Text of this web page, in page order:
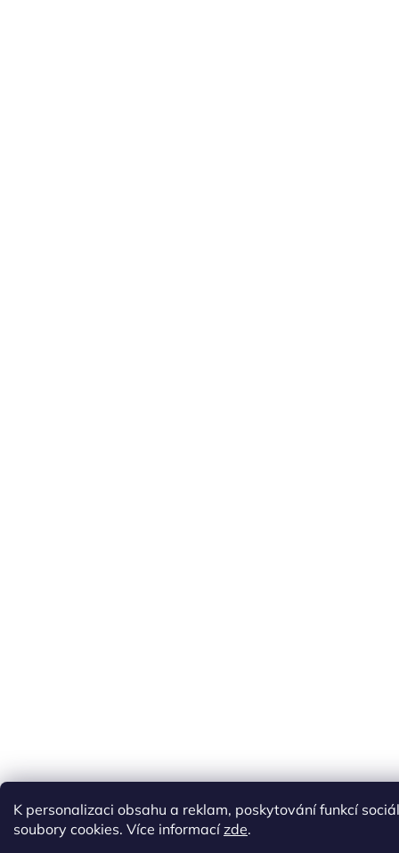
K personalizaci obsahu a reklam, poskytování funkcí
soubory cookies. Více informacízde.